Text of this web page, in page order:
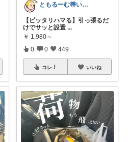
ともるーむ🉐いいものみっけ‼️
【ピッタリハマる】引っ張るだ
けでサッと設置 ...
￥ 1,980～
0 0 449
コレ いいね